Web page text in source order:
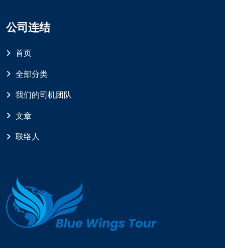
公司连结
首页
全部分类
我们的司机团队
文章
联络人